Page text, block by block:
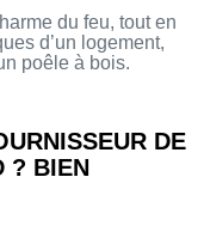
du feu, tout en
d’un logement,
poêle à bois.
DE
? BIEN